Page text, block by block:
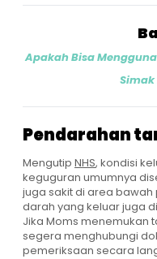
Apakah Bisa
Pendarahan
Mengutip NHS, kondisi
keguguran umumnya
juga sakit di area bawah
darah yang keluar juga
Jika Moms menemukan
segera menghubungi
pemeriksaan secara